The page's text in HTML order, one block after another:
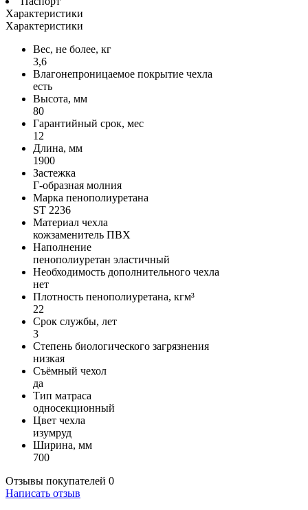
Характеристики
Характеристики
Вес, не более, кг
3,6
Влагонепроницаемое покрытие чехла
есть
Высота, мм
80
Гарантийный срок, мес
12
Длина, мм
1900
Застежка
Г-образная молния
Марка пенополиуретана
ST 2236
Материал чехла
кожзаменитель ПВХ
Наполнение
пенополиуретан эластичный
Необходимость дополнительного чехла
нет
Плотность пенополиуретана, кгм³
22
Срок службы, лет
3
Степень биологического загрязнения
низкая
Съёмный чехол
да
Тип матраса
односекционный
Цвет чехла
изумруд
Ширина, мм
700
Отзывы покупателей 0
Написать отзыв